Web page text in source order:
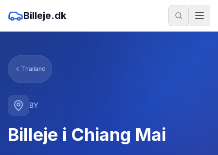
Billeje.dk
Thailand
BY
Billeje i Chiang Mai